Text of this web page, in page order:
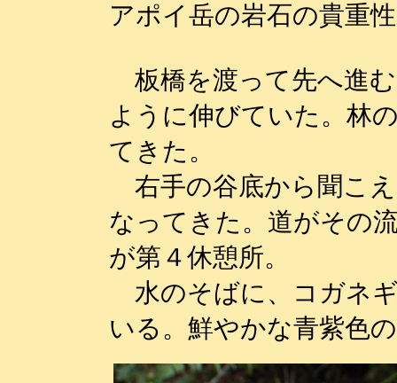
アポイ岳の岩石の貴重
板橋を渡って先へ進
ように伸びていた。林
てきた。
右手の谷底から聞こ
なってきた。道がその
が第４休憩所。
水のそばに、コガネ
いる。鮮やかな青紫色